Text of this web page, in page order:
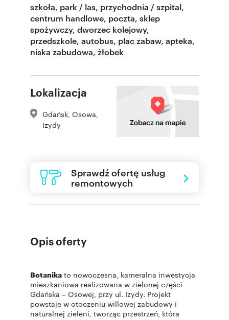
szkoła, park / las, przychodnia / szpital,
centrum handlowe, poczta, sklep
spożywczy, dworzec kolejowy,
przedszkole, autobus, plac zabaw, apteka,
niska zabudowa, żłobek
Lokalizacja
Gdańsk Osowa
Izydy
Sprawdź ofertę usług
remontowych
Opis oferty
Botanika to nowoczesna, kameralna inwestycja
mieszkaniowa realizowana w zielonej części
Gdańska – Osowej, przy ul. Izydy. Projekt
powstaje w otoczeniu willowej zabudowy i
naturalnej zieleni, tworząc przestrzeń, która